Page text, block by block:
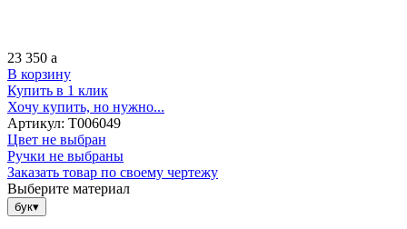
23 350 a
В корзину
Купить в 1 клик
Хочу купить, но нужно...
Артикул: Т006049
Цвет не выбран
Ручки не выбраны
Заказать товар по своему чертежу
Выберите материал
бук▾